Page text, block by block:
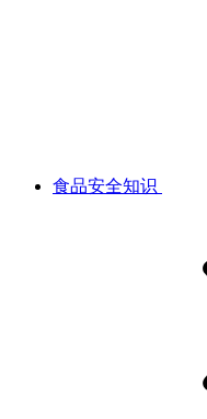
食品安全知识